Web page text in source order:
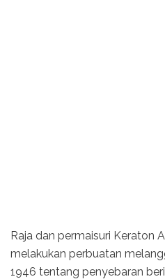
Raja dan permaisuri Keraton
melakukan perbuatan
1946 tentang penyebaran